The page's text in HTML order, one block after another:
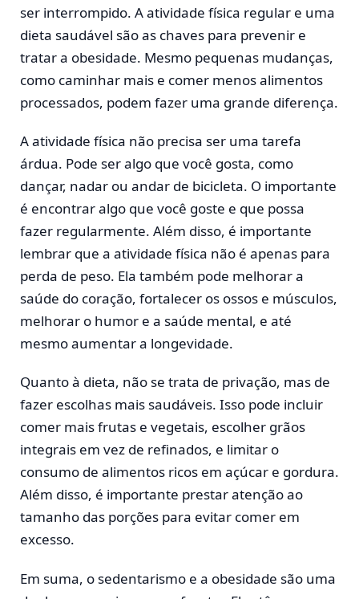
ser interrompido. A atividade física regular e uma
dieta saudável são as chaves para prevenir e
tratar a obesidade. Mesmo pequenas mudanças,
como caminhar mais e comer menos alimentos
processados, podem fazer uma grande diferença.
A atividade física não precisa ser uma tarefa
árdua. Pode ser algo que você gosta, como
dançar, nadar ou andar de bicicleta. O importante
é encontrar algo que você goste e que possa
fazer regularmente. Além disso, é importante
lembrar que a atividade física não é apenas para
perda de peso. Ela também pode melhorar a
saúde do coração, fortalecer os ossos e músculos,
melhorar o humor e a saúde mental, e até
mesmo aumentar a longevidade.
Quanto à dieta, não se trata de privação, mas de
fazer escolhas mais saudáveis. Isso pode incluir
comer mais frutas e vegetais, escolher grãos
integrais em vez de refinados, e limitar o
consumo de alimentos ricos em açúcar e gordura.
Além disso, é importante prestar atenção ao
tamanho das porções para evitar comer em
excesso.
Em suma, o sedentarismo e a obesidade são uma